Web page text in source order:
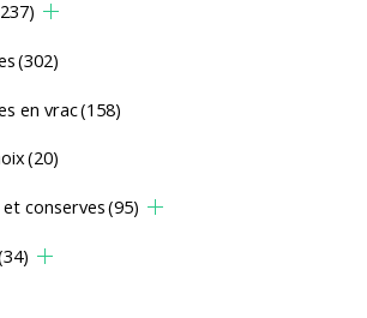
(302)
en vrac(158)
(20)
conserves(95)